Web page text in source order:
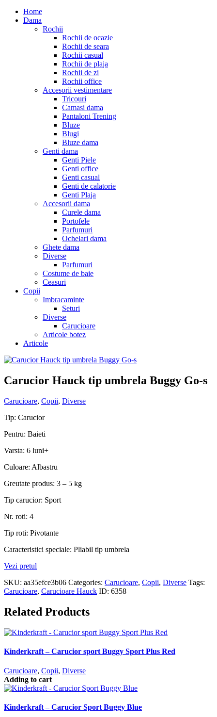
Home
Dama
Rochii
Rochii de ocazie
Rochii de seara
Rochii casual
Rochii de plaja
Rochii de zi
Rochii office
Accesorii vestimentare
Tricouri
Camasi dama
Pantaloni Trening
Bluze
Blugi
Bluze dama
Genti dama
Genti Piele
Genti office
Genti casual
Genti de calatorie
Genti Plaja
Accesorii dama
Curele dama
Portofele
Parfumuri
Ochelari dama
Ghete dama
Diverse
Parfumuri
Costume de baie
Ceasuri
Copii
Imbracaminte
Seturi
Diverse
Carucioare
Articole botez
Articole
Carucior Hauck tip umbrela Buggy Go-s
Carucioare, Copii, Diverse
Tip: Carucior
Pentru: Baieti
Varsta: 6 luni+
Culoare: Albastru
Greutate produs: 3 – 5 kg
Tip carucior: Sport
Nr. roti: 4
Tip roti: Pivotante
Caracteristici speciale: Pliabil tip umbrela
Vezi pretul
SKU: aa35efce3b06 Categories: Carucioare, Copii, Diverse Tags:
Carucioare, Carucioare Hauck ID: 6358
Related Products
Kinderkraft – Carucior sport Buggy Sport Plus Red
Carucioare, Copii, Diverse
Adding to cart
Kinderkraft – Carucior Sport Buggy Blue